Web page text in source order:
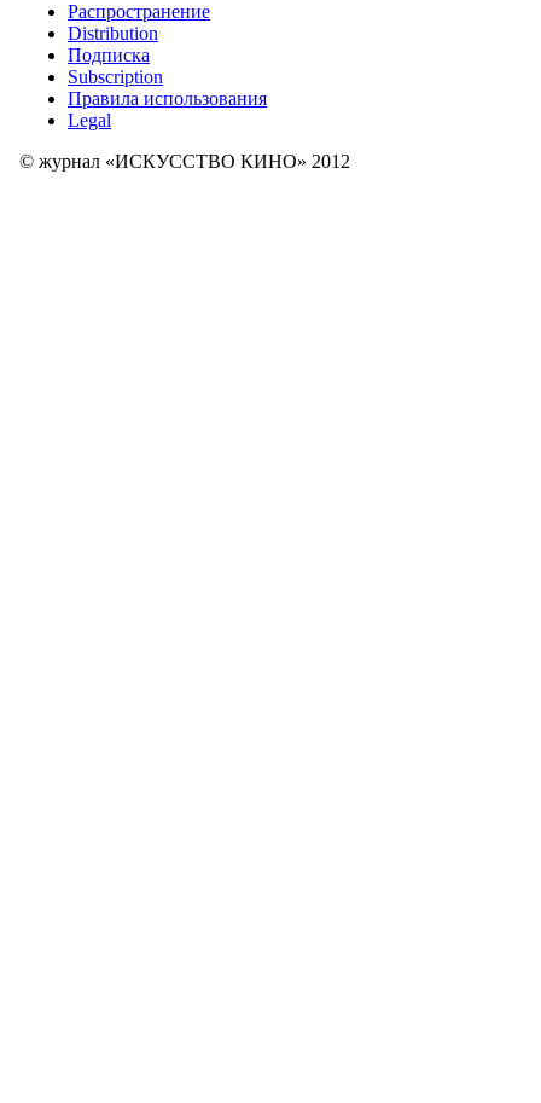
Распространение
Distribution
Подписка
Subscription
Правила использования
Legal
© журнал «ИСКУССТВО КИНО» 2012